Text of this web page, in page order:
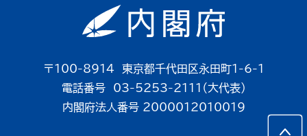
〒100-8914 東京都千代田区永田町1-6-1
電話番号 03-5253-2111（大代表）
内閣府法人番号 2000012010019